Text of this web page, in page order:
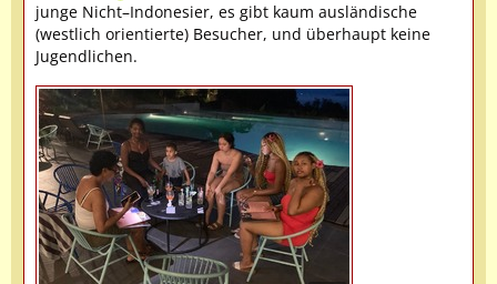
junge Nicht–Indonesier, es gibt kaum ausländische
(westlich orientierte) Besucher, und überhaupt keine
Jugendlichen.